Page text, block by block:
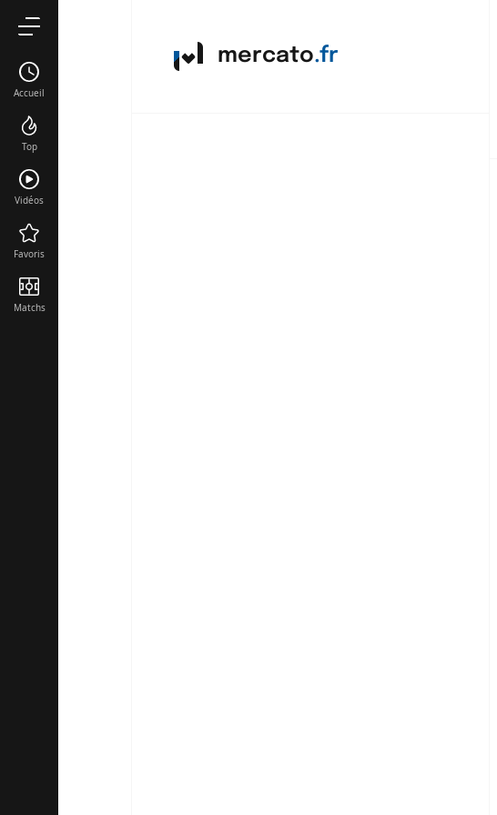
mercato.fr
Accueil
Top
Vidéos
Favoris
Matchs